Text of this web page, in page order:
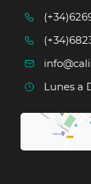
Lunes a